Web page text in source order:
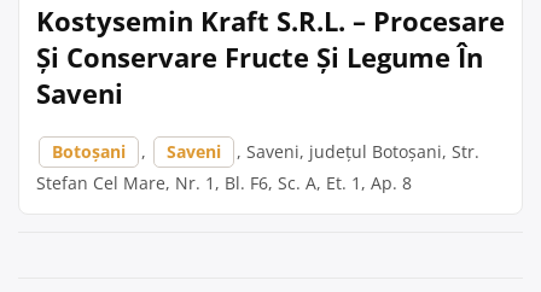
Kostysemin Kraft S.R.L. – Procesare
Și Conservare Fructe Și Legume În
Saveni
Botoșani , Saveni
, Saveni, județul Botoșani, Str.
Stefan Cel Mare, Nr. 1, Bl. F6, Sc. A, Et. 1, Ap. 8